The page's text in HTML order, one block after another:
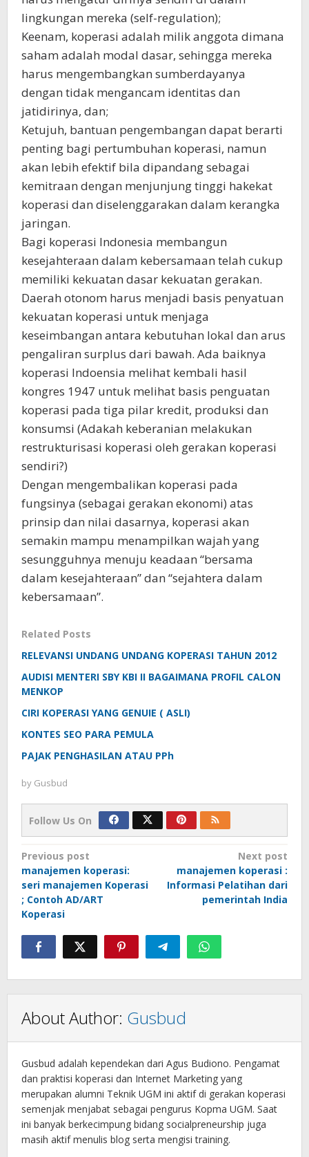
lingkungan mereka (self-regulation);
Keenam, koperasi adalah milik anggota dimana
saham adalah modal dasar, sehingga mereka
harus mengembangkan sumberdayanya
dengan tidak mengancam identitas dan
jatidirinya, dan;
Ketujuh, bantuan pengembangan dapat berarti
penting bagi pertumbuhan koperasi, namun
akan lebih efektif bila dipandang sebagai
kemitraan dengan menjunjung tinggi hakekat
koperasi dan diselenggarakan dalam kerangka
jaringan.
Bagi koperasi Indonesia membangun
kesejahteraan dalam kebersamaan telah cukup
memiliki kekuatan dasar kekuatan gerakan.
Daerah otonom harus menjadi basis penyatuan
kekuatan koperasi untuk menjaga
keseimbangan antara kebutuhan lokal dan arus
pengaliran surplus dari bawah. Ada baiknya
koperasi Indoensia melihat kembali hasil
kongres 1947 untuk melihat basis penguatan
koperasi pada tiga pilar kredit, produksi dan
konsumsi (Adakah keberanian melakukan
restrukturisasi koperasi oleh gerakan koperasi
sendiri?)
Dengan mengembalikan koperasi pada
fungsinya (sebagai gerakan ekonomi) atas
prinsip dan nilai dasarnya, koperasi akan
semakin mampu menampilkan wajah yang
sesungguhnya menuju keadaan “bersama
dalam kesejahteraan” dan “sejahtera dalam
kebersamaan”.
Related Posts
RELEVANSI UNDANG UNDANG KOPERASI TAHUN 2012
AUDISI MENTERI SBY KBI II BAGAIMANA PROFIL CALON
MENKOP
CIRI KOPERASI YANG GENUIE ( ASLI)
KONTES SEO PARA PEMULA
PAJAK PENGHASILAN ATAU PPh
by Gusbud
Follow Us On
Post
navigation
Previous post
manajemen koperasi:
seri manajemen Koperasi
; Contoh AD/ART
Koperasi
Next post
manajemen koperasi :
Informasi Pelatihan dari
pemerintah India
About Author: Gusbud
Gusbud adalah kependekan dari Agus Budiono. Pengamat
dan praktisi koperasi dan Internet Marketing yang
merupakan alumni Teknik UGM ini aktif di gerakan koperasi
semenjak menjabat sebagai pengurus Kopma UGM. Saat
ini banyak berkecimpung bidang socialpreneurship juga
masih aktif menulis blog serta mengisi training.